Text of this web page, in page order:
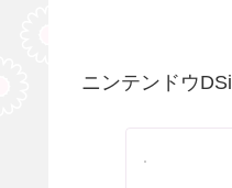
ニンテンドウDSi